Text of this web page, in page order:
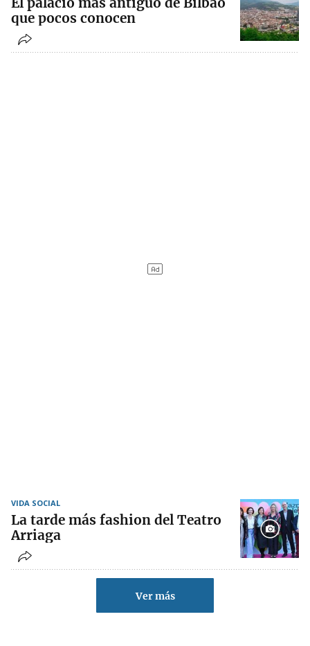
que pocos conocen
VIDA SOCIAL
La tarde más fashion del Teatro
Arriaga
Ver más